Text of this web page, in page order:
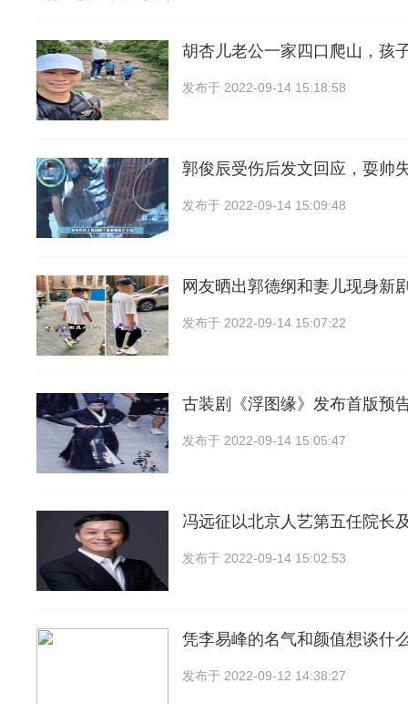
胡杏儿老公一家四口爬山，孩
发布于 2022-09-14 15:18:58
郭俊辰受伤后发文回应，耍帅
发布于 2022-09-14 15:09:48
网友晒出郭德纲和妻儿现身新
发布于 2022-09-14 15:07:22
古装剧《浮图缘》发布首版预
发布于 2022-09-14 15:05:47
冯远征以北京人艺第五任院长
发布于 2022-09-14 15:02:53
凭李易峰的名气和颜值想谈什
发布于 2022-09-12 14:38:27